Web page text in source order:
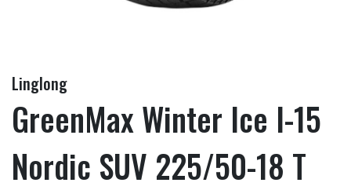
Linglong
GreenMax Winter Ice I-15
Nordic SUV 225/50-18 T